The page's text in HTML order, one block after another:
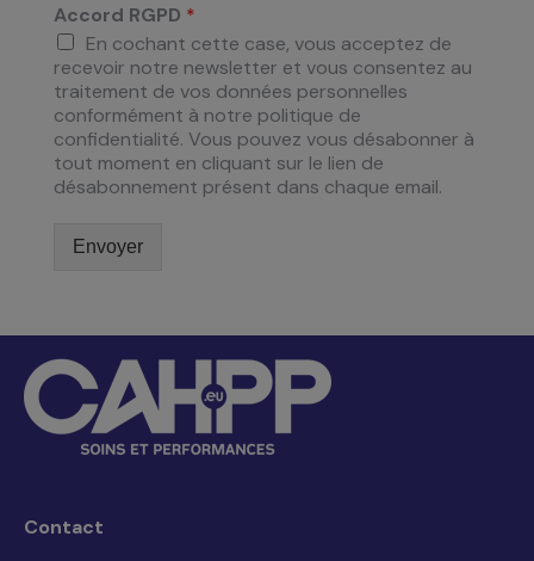
Accord RGPD *
En cochant cette case, vous acceptez de
recevoir notre newsletter et vous consentez au
traitement de vos données personnelles
conformément à notre politique de
confidentialité. Vous pouvez vous désabonner à
tout moment en cliquant sur le lien de
désabonnement présent dans chaque email.
Envoyer
Contact